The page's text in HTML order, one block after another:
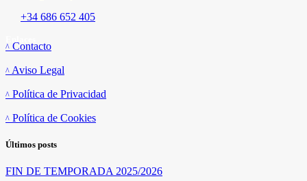
+34 686 652 405
Contacto
Aviso Legal
Política de Privacidad
Política de Cookies
Últimos posts
FIN DE TEMPORADA 2025/2026